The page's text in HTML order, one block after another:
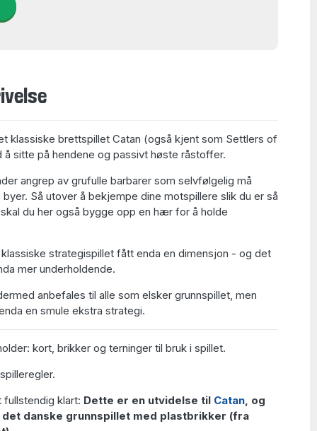
klassiske brettspillet Catan (også kjent som Settlers of
sitte på hendene og passivt høste råstoffer.
angrep av grufulle barbarer som selvfølgelig må
Så utover å bekjempe dine motspillere slik du er så
du her også bygge opp en hær for å holde
strategispillet fått enda en dimensjon - og det
mer underholdende.
anbefales til alle som elsker grunnspillet, men
en smule ekstra strategi.
kort, brikker og terninger til bruk i spillet.
klart: Dette er en utvidelse til Catan, og
danske grunnspillet med plastbrikker (fra